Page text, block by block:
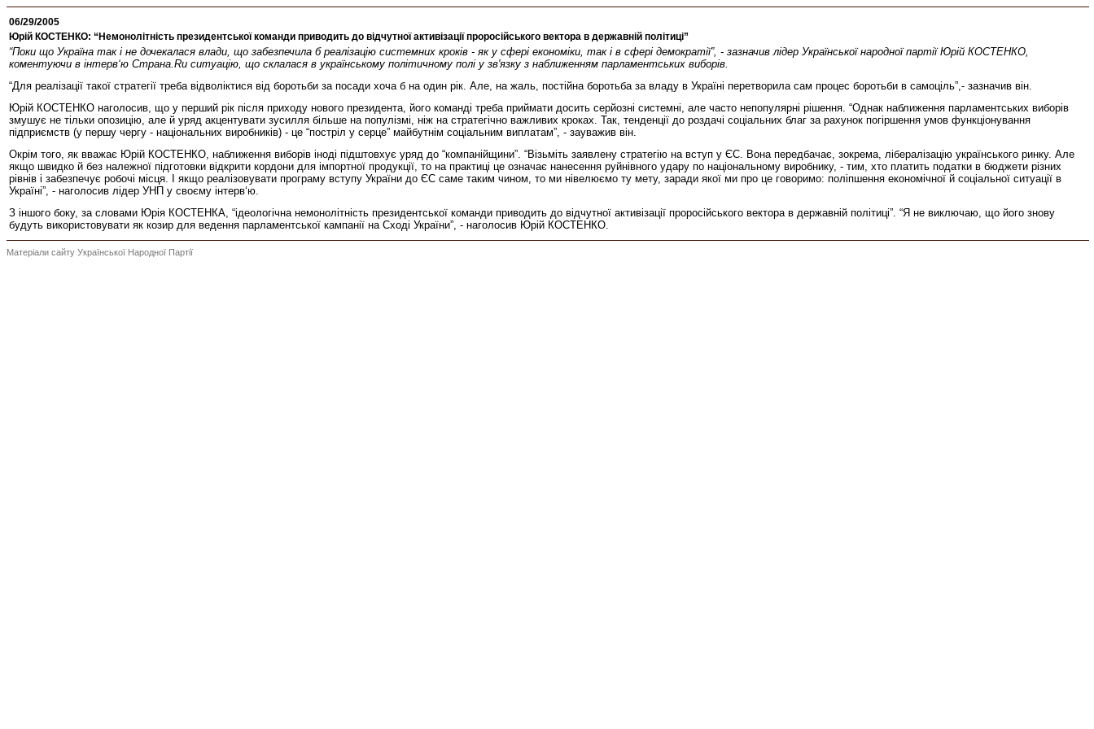
06/29/2005
Юрій КОСТЕНКО: “Немонолітність президентської команди приводить до відчутної активізації проросійського вектора в державній політиці”
“Поки що Україна так і не дочекалася влади, що забезпечила б реалізацію системних кроків - як у сфері економіки, так і в сфері демократії”, - зазначив лідер Української народної партії Юрій КОСТЕНКО,
коментуючи в інтерв‘ю Страна.Ru ситуацію, що склалася в українському політичному полі у зв'язку з наближенням парламентських виборів.
“Для реалізації такої стратегії треба відволіктися від боротьби за посади хоча б на один рік. Але, на жаль, постійна боротьба за владу в Україні перетворила сам процес боротьби в самоціль”,- зазначив він.
Юрій КОСТЕНКО наголосив, що у перший рік після приходу нового президента, його команді треба приймати досить серйозні системні, але часто непопулярні рішення. “Однак наближення парламентських виборів
змушує не тільки опозицію, але й уряд акцентувати зусилля більше на популізмі, ніж на стратегічно важливих кроках. Так, тенденції до роздачі соціальних благ за рахунок погіршення умов функціонування
підприємств (у першу чергу - національних виробників) - це “постріл у серце” майбутнім соціальним виплатам”, - зауважив він.
Окрім того, як вважає Юрій КОСТЕНКО, наближення виборів іноді підштовхує уряд до “компанійщини”. “Візьміть заявлену стратегію на вступ у ЄС. Вона передбачає, зокрема, лібералізацію українського ринку. Але
якщо швидко й без належної підготовки відкрити кордони для імпортної продукції, то на практиці це означає нанесення руйнівного удару по національному виробнику, - тим, хто платить податки в бюджети різних
рівнів і забезпечує робочі місця. І якщо реалізовувати програму вступу України до ЄС саме таким чином, то ми нівелюємо ту мету, заради якої ми про це говоримо: поліпшення економічної й соціальної ситуації в
Україні”, - наголосив лідер УНП у своєму інтерв‘ю.
З іншого боку, за словами Юрія КОСТЕНКА, “ідеологічна немонолітність президентської команди приводить до відчутної активізації проросійського вектора в державній політиці”. “Я не виключаю, що його знову
будуть використовувати як козир для ведення парламентської кампанії на Сході України”, - наголосив Юрій КОСТЕНКО.
Матеріали сайту Української Народної Партії